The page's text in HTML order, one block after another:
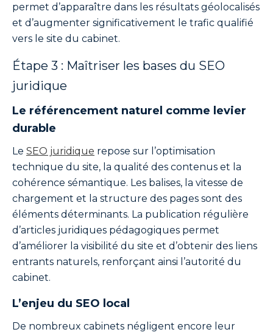
permet d’apparaître dans les résultats géolocalisés
et d’augmenter significativement le trafic qualifié
vers le site du cabinet.
Étape 3 : Maîtriser les bases du SEO
juridique
Le référencement naturel comme levier
durable
Le SEO juridique repose sur l’optimisation
technique du site, la qualité des contenus et la
cohérence sémantique. Les balises, la vitesse de
chargement et la structure des pages sont des
éléments déterminants. La publication régulière
d’articles juridiques pédagogiques permet
d’améliorer la visibilité du site et d’obtenir des liens
entrants naturels, renforçant ainsi l’autorité du
cabinet.
L’enjeu du SEO local
De nombreux cabinets négligent encore leur